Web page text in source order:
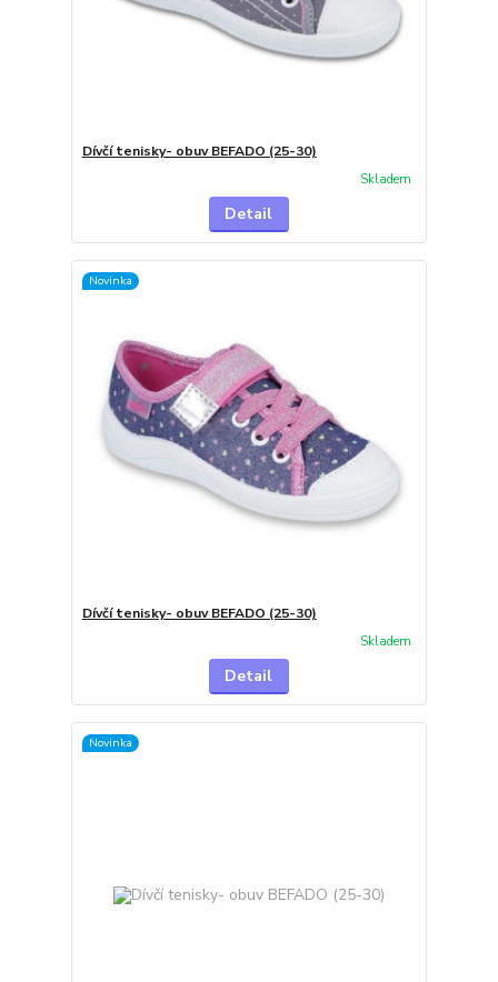
Dívčí tenisky- obuv BEFADO (25-30)
Skladem
Detail
Novinka
Dívčí tenisky- obuv BEFADO (25-30)
Skladem
Detail
Novinka